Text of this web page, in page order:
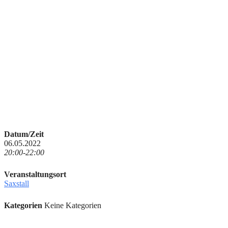
Datum/Zeit
06.05.2022
20:00-22:00
Veranstaltungsort
Saxstall
Kategorien Keine Kategorien